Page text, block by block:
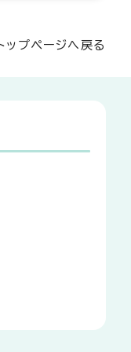
ップページへ戻る